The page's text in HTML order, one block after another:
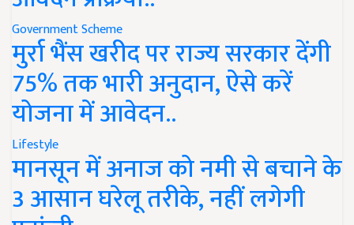
Government Scheme
मुर्रा भैंस खरीद पर राज्य सरकार देंगी
75% तक भारी अनुदान, ऐसे करें
योजना में आवेदन..
Lifestyle
मानसून में अनाज को नमी से बचाने के
3 आसान घरेलू तरीके, नहीं लगेगी